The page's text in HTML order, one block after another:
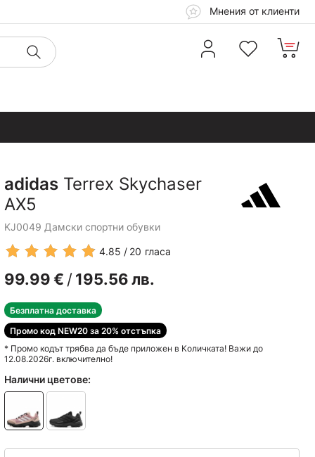
Мнения от клиенти
adidas Terrex Skychaser
AX5
KJ0049 Дамски спортни обувки
4.85 20 гласа
99.99€ /195.56лв.
Безплатна доставка
Промо код NEW20 за 20% отстъпка
* Промо кодът трябва да бъде приложен в Количката! Важи до
12.08.2026г. включително!
Налични цветове: